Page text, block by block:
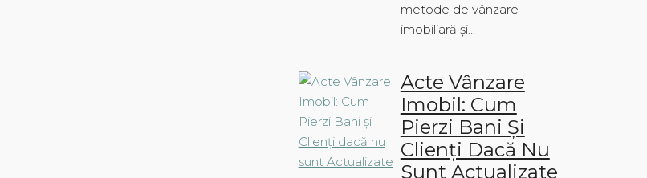
metode de vânzare
imobiliară și…
Acte Vânzare
Imobil: Cum
Pierzi Bani Și
Clienți Dacă Nu
Sunt Actualizate